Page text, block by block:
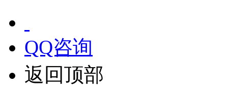
QQ咨询
返回顶部